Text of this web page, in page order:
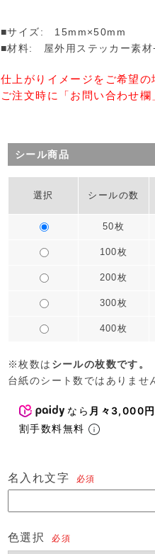
■サイズ: 15mm×50mm
■材料: 屋外用ステッカー素材
仕上がりイメージをご希望の
ご注文時に「お問い合わせ
シール商品
選択 シールの数
50枚
100枚
200枚
300枚
400枚
※枚数は シールの枚数です。
台紙のシート数ではありませ
なら 月々3,000円
割手数料無料
名入れ文字 必須
色選択 必須